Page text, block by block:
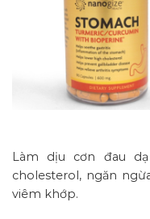
Làm dịu cơn đau
cholesterol, ngăn
viêm khớp.